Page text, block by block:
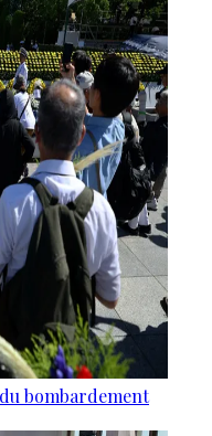
bombardement